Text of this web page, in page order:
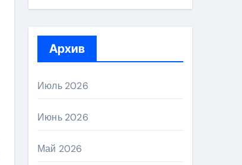
Архив
Июль 2026
Июнь 2026
Май 2026